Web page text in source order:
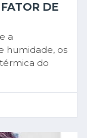
DE
a
humidade, os
do